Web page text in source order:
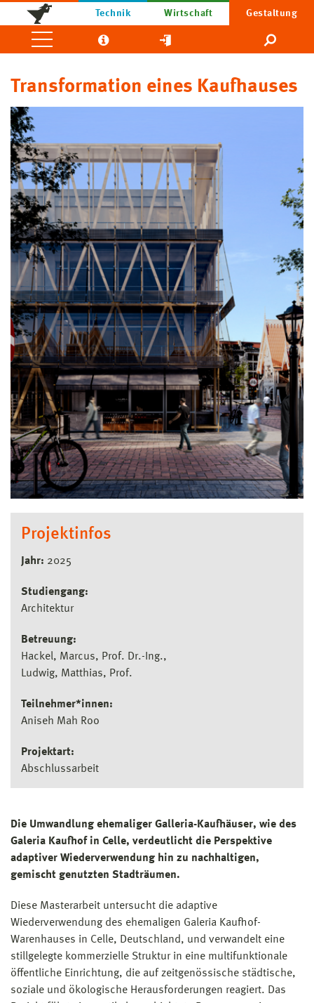
Technik Wirtschaft Gestaltung
Transformation eines Kaufhauses
Projektinfos
Jahr: 2025
Studiengang:
Architektur
Betreuung:
Hackel, Marcus, Prof. Dr.-Ing.
Ludwig, Matthias, Prof.
Teilnehmer*innen:
Aniseh Mah Roo
Projektart:
Abschlussarbeit
Die Umwandlung ehemaliger Galleria-Kaufhäuser, wie des
Galeria Kaufhof in Celle, verdeutlicht die Perspektive
adaptiver Wiederverwendung hin zu nachhaltigen,
gemischt genutzten Stadträumen.
Diese Masterarbeit untersucht die adaptive
Wiederverwendung des ehemaligen Galeria Kaufhof-
Warenhauses in Celle, Deutschland, und verwandelt eine
stillgelegte kommerzielle Struktur in eine multifunktionale
öffentliche Einrichtung, die auf zeitgenössische städtische,
soziale und ökologische Herausforderungen reagiert. Das